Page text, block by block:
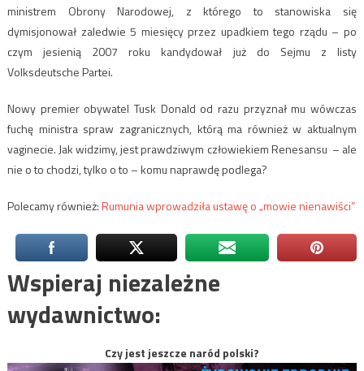
ministrem Obrony Narodowej, z którego to stanowiska się
dymisjonował zaledwie 5 miesięcy przez upadkiem tego rządu – po
czym jesienią 2007 roku kandydował już do Sejmu z listy
Volksdeutsche Partei.
Nowy premier obywatel Tusk Donald od razu przyznał mu wówczas
fuchę ministra spraw zagranicznych, którą ma również w aktualnym
vaginecie. Jak widzimy, jest prawdziwym człowiekiem Renesansu – ale
nie o to chodzi, tylko o to – komu naprawdę podlega?
Polecamy również:Rumunia wprowadziła ustawę o „mowie nienawiści”
Wspieraj niezależne
wydawnictwo:
Czy jest jeszcze naród polski?